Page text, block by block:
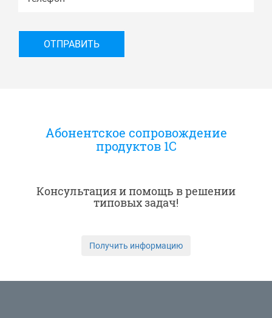
Абонентское сопровождение
продуктов 1C
Консультация и помощь в решении
типовых задач!
Получить информацию